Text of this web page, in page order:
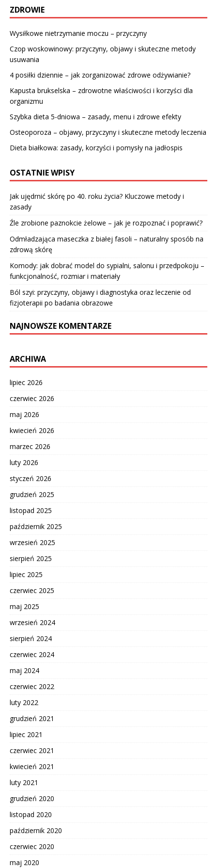
ZDROWIE
Wysiłkowe nietrzymanie moczu – przyczyny
Czop woskowinowy: przyczyny, objawy i skuteczne metody
usuwania
4 posiłki dziennie – jak zorganizować zdrowe odżywianie?
Kapusta brukselska – zdrowotne właściwości i korzyści dla
organizmu
Szybka dieta 5-dniowa – zasady, menu i zdrowe efekty
Osteoporoza – objawy, przyczyny i skuteczne metody leczenia
Dieta białkowa: zasady, korzyści i pomysły na jadłospis
OSTATNIE WPISY
Jak ujędrnić skórę po 40. roku życia? Kluczowe metody i
zasady
Źle zrobione paznokcie żelowe – jak je rozpoznać i poprawić?
Odmładzająca maseczka z białej fasoli – naturalny sposób na
zdrową skórę
Komody: jak dobrać model do sypialni, salonu i przedpokoju –
funkcjonalność, rozmiar i materiały
Ból szyi: przyczyny, objawy i diagnostyka oraz leczenie od
fizjoterapii po badania obrazowe
NAJNOWSZE KOMENTARZE
ARCHIWA
lipiec 2026
czerwiec 2026
maj 2026
kwiecień 2026
marzec 2026
luty 2026
styczeń 2026
grudzień 2025
listopad 2025
październik 2025
wrzesień 2025
sierpień 2025
lipiec 2025
czerwiec 2025
maj 2025
wrzesień 2024
sierpień 2024
czerwiec 2024
maj 2024
czerwiec 2022
luty 2022
grudzień 2021
lipiec 2021
czerwiec 2021
kwiecień 2021
luty 2021
grudzień 2020
listopad 2020
październik 2020
czerwiec 2020
maj 2020